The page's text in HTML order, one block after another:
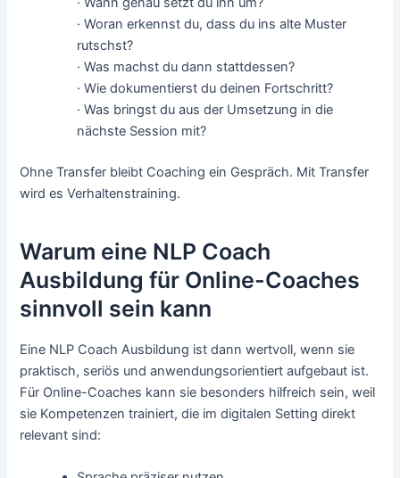
· Woran erkennst du, dass du ins alte Muster
rutschst?
· Was machst du dann stattdessen?
· Wie dokumentierst du deinen Fortschritt?
· Was bringst du aus der Umsetzung in die
nächste Session mit?
Ohne Transfer bleibt Coaching ein Gespräch. Mit Transfer
wird es Verhaltenstraining.
Warum eine NLP Coach
Ausbildung für Online-Coaches
sinnvoll sein kann
Eine NLP Coach Ausbildung ist dann wertvoll, wenn sie
praktisch, seriös und anwendungsorientiert aufgebaut ist.
Für Online-Coaches kann sie besonders hilfreich sein, weil
sie Kompetenzen trainiert, die im digitalen Setting direkt
relevant sind: